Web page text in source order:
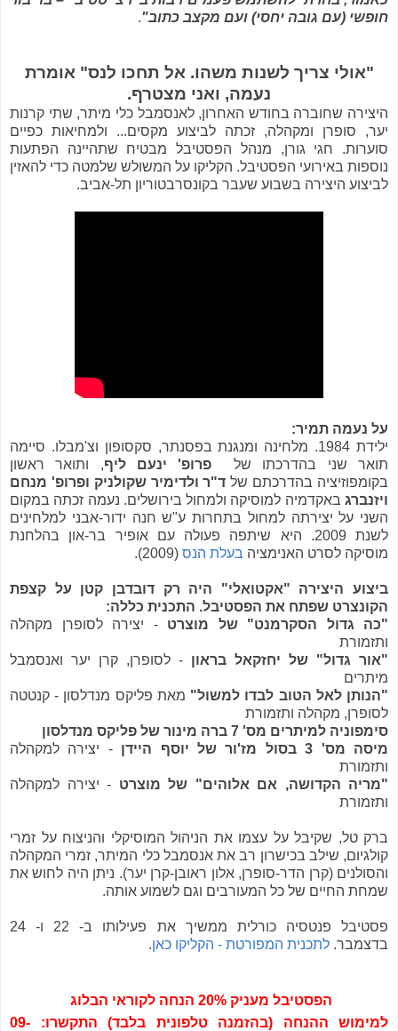
חופשי (עם גובה יחסי) ועם מקצב כתוב".
"אולי צריך לשנות משהו. אל תחכו לנס" אומרת
נעמה, ואני מצטרף.
היצירה שחוברה בחודש האחרון, לאנסמבל כלי מיתר, שתי קרנות
יער, סופרן ומקהלה, זכתה לביצוע מקסים... ולמחיאות כפיים
סוערות. חגי גורן, מנהל הפסטיבל מבטיח שתהיינה הפתעות
נוספות באירועי הפסטיבל. הקליקו על המשולש שלמטה כדי להאזין
לביצוע היצירה בשבוע שעבר בקונסרבטוריון תל-אביב.
על נעמה תמיר:
ילידת 1984. מלחינה ומנגנת בפסנתר, סקסופון וצ'מבלו. סיימה
תואר שני בהדרכתו של פרופ' ינעם ליף, ותואר ראשון
בקומפוזיציה בהדרכתם של ד"ר ולדימיר שקולניק ופרופ' מנחם
ויזנברג באקדמיה למוסיקה ולמחול בירושלים. נעמה זכתה במקום
השני על יצירתה למחול בתחרות ע"ש חנה ידור-אבני למלחינים
לשנת 2009. היא שיתפה פעולה עם אופיר בר-און בהלחנת
מוסיקה לסרט האנימציה בעלת הנס (2009).
ביצוע היצירה "אקטואלי" היה רק דובדבן קטן על קצפת
הקונצרט שפתח את הפסטיבל. התכנית כללה:
"כה גדול הסקרמנט" של מוצרט - יצירה לסופרן מקהלה
ותזמורת
"אור גדול" של יחזקאל בראון - לסופרן, קרן יער ואנסמבל
מיתרים
"הנותן לאל הטוב לבדו למשול" מאת פליקס מנדלסון - קנטטה
לסופרן, מקהלה ותזמורת
סימפוניה למיתרים מס' 7 ברה מינור של פליקס מנדלסון
מיסה מס' 3 בסול מז'ור של יוסף היידן
- יצירה למקהלה
ותזמורת
"מריה הקדושה, אם אלוהים" של מוצרט - יצירה למקהלה
ותזמורת
ברק טל, שקיבל על עצמו את הניהול המוסיקלי והניצוח על זמרי
קולגיום, שילב בכישרון רב את אנסמבל כלי המיתר, זמרי המקהלה
והסולנים (קרן הדר-סופרן, אלון ראובן-קרן יער). ניתן היה לחוש את
שמחת החיים של כל המעורבים וגם לשמוע אותה.
פסטיבל פנטסיה כורלית ממשיך את פעילותו ב- 22 ו- 24
בדצמבר. לתכנית המפורטת - הקליקו כאן.
הפסטיבל מעניק 20% הנחה לקוראי הבלוג
למימוש ההנחה (בהזמנה טלפונית בלבד) התקשרו: 09-